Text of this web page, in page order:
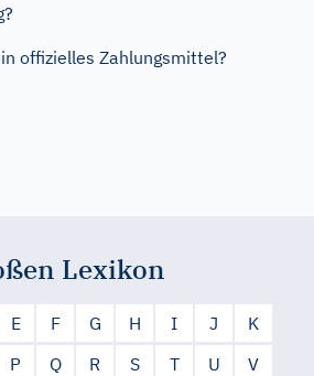
offizielles Zahlungsmittel?
Lexikon
E F G H I J
K
P Q R S T U
V